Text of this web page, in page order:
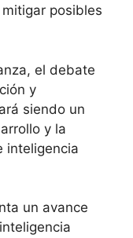
posibles
el debate
y
siendo un
y la
inteligencia
un avance